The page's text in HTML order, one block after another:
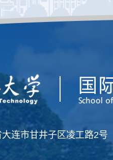
连市甘井子区凌工路2号